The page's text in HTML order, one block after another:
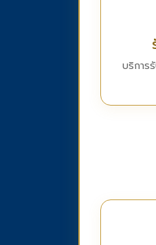
บริการ